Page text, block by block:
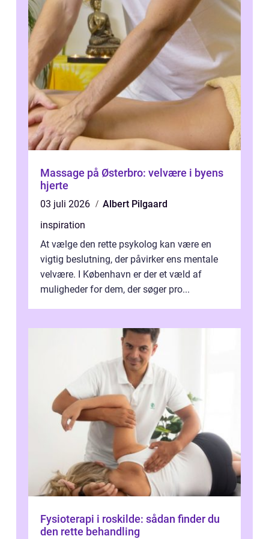
Massage på Østerbro: velvære i byens
hjerte
03 juli 2026
Albert Pilgaard
inspiration
At vælge den rette psykolog kan være en
vigtig beslutning, der påvirker ens mentale
velvære. I København er der et væld af
muligheder for dem, der søger pro...
Fysioterapi i roskilde: sådan finder du
den rette behandling